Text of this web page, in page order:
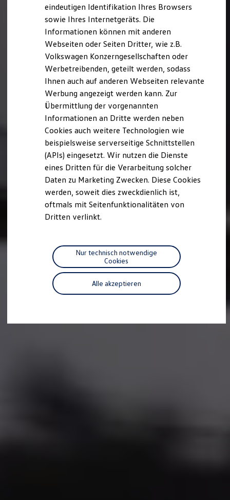
Lifestyle Shop
T-Roc Kollektion
Golf Kollektion
Volkswagen Kollektion
R-Kollektion
GTI Kollektion
Fußball Drop
we drive football
#wedriveproud
Besitzer und Service
myVolkswagen
Software Updates
Service und Ersatzteile
Inspektion und HU/AU
Reparaturen und Checks
Motorenöl und Flüssigkeiten
Räder und Reifen
Pannen- und Unfallhilfe
Economy Service
Volkswagen Teile
Zubehör
Modellspezifisches Zubehör
Individualisieren
Wallbox und Ladekabel
Digitale Extras
Dienste für Ihr Modell finden
Volkswagen Apps, Login und Shop
Handy und Fahrzeug verbinden
Vorgängermodelle
eindeutigen Identifikation Ihres Browsers
sowie Ihres Internetgeräts. Die
Informationen können mit anderen
Webseiten oder Seiten Dritter, wie z.B.
Volkswagen Konzerngesellschaften oder
Werbetreibenden, geteilt werden, sodass
Ihnen auch auf anderen Webseiten relevante
Werbung angezeigt werden kann. Zur
Übermittlung der vorgenannten
Informationen an Dritte werden neben
Cookies auch weitere Technologien wie
beispielsweise serverseitige Schnittstellen
(APIs) eingesetzt. Wir nutzen die Dienste
eines Dritten für die Verarbeitung solcher
Daten zu Marketing Zwecken. Diese Cookies
werden, soweit dies zweckdienlich ist,
oftmals mit Seitenfunktionalitäten von
Dritten verlinkt.
Alle akzeptieren
Nur technisch notwendige
Cookies